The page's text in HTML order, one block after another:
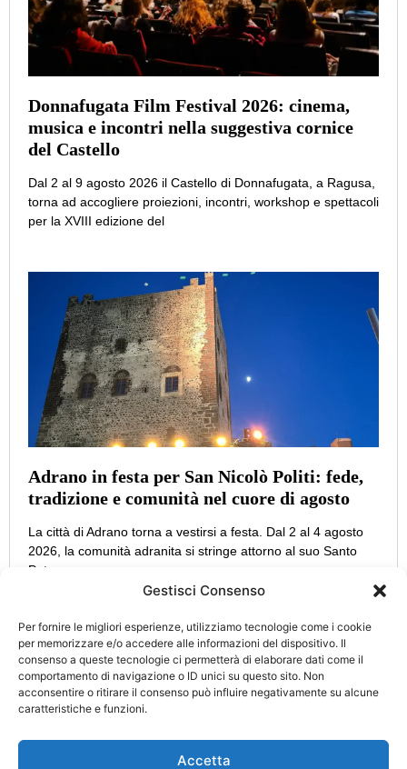
Gestisci Consenso
Per fornire le migliori esperienze, utilizziamo tecnologie come i cookie
per memorizzare e/o accedere alle informazioni del dispositivo. Il
consenso a queste tecnologie ci permetterà di elaborare dati come il
comportamento di navigazione o ID unici su questo sito. Non
acconsentire o ritirare il consenso può influire negativamente su alcune
caratteristiche e funzioni.
Accetta
Donnafugata Film Festival 2026: cinema,
musica e incontri nella suggestiva cornice
del Castello
Dal 2 al 9 agosto 2026 il Castello di Donnafugata, a Ragusa,
torna ad accogliere proiezioni, incontri, workshop e spettacoli
per la XVIII edizione del
Adrano in festa per San Nicolò Politi: fede,
tradizione e comunità nel cuore di agosto
La città di Adrano torna a vestirsi a festa. Dal 2 al 4 agosto
2026, la comunità adranita si stringe attorno al suo Santo
Patrono,
CATEGORIE
Attualità Cultura
d’Italia
Politica
INFO
UTILI
Cookie Policy